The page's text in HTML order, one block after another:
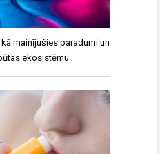
mainījušies paradumi un
ekosistēmu